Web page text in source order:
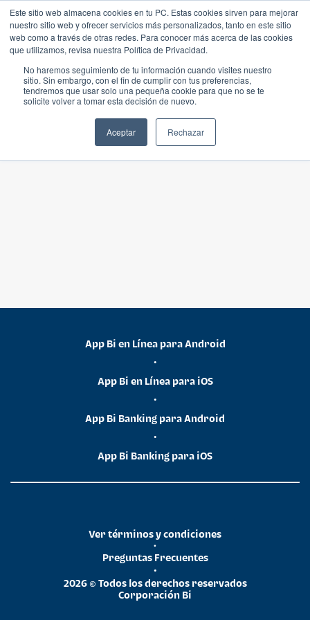
Este sitio web almacena cookies en tu PC. Estas cookies sirven para mejorar
nuestro sitio web y ofrecer servicios más personalizados, tanto en este sitio
web como a través de otras redes. Para conocer más acerca de las cookies
que utilizamos, revisa nuestra Política de Privacidad.
No haremos seguimiento de tu información cuando visites nuestro
sitio. Sin embargo, con el fin de cumplir con tus preferencias,
tendremos que usar solo una pequeña cookie para que no se te
solicite volver a tomar esta decisión de nuevo.
Aceptar Rechazar
App Bi en Línea para Android
•
App Bi en Línea para iOS
•
App Bi Banking para Android
•
App Bi Banking para iOS
2026 © Todos los derechos reservados
Corporación Bi
•
Preguntas Frecuentes
•
Ver términos y condiciones